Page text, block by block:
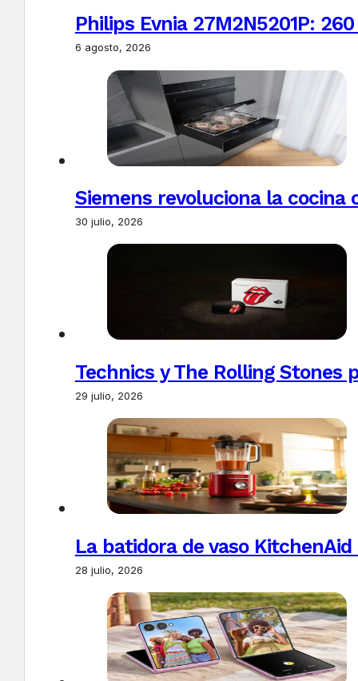
Philips Evnia 27M2N5201P:
6 agosto, 2026
Siemens revoluciona la
30 julio, 2026
Technics y The Rolling Stones
29 julio, 2026
La batidora de vaso
28 julio, 2026